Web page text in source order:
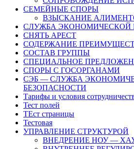
СЕМЕЙНЫЕ СПОРЫ
ВЗЫСКАНИЕ
СЛУЖБА ЭКОНОМИЧЕСКОЙ
СНЯТЬ АРЕСТ
СОДЕРЖАНИЕ
СОСТАВ ГРУППЫ
СПЕЦИАЛЬНОЕ
СПОРЫ С ГОСОРГАНАМИ
СЭБ — СЛУЖБА
БЕЗОПАСНОСТИ
Тарифы и условия
Тест полей
ТЕст страницы
Тестовая
УПРАВЛЕНИЕ СТРУКТУРОЙ
ВНЕДРЕНИЕ НОУ —